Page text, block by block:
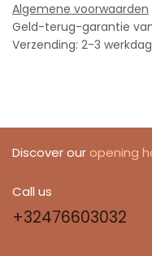
Algemene voorwaarden
Geld-terug-garantie
Verzending: 2-3
Discover our opening
Call us
+32476603032